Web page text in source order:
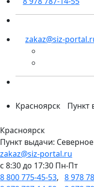
zakaz@siz-
Красноярск Пункт
Красноярск
Пункт выдачи:
zakaz@siz-portal.ru
c 8:30 до 17:30 Пн-Пт
8 800 775-45-53, 8 978